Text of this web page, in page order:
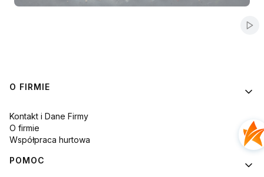
Linki w stopce
O FIRMIE
Kontakt i Dane Firmy
O firmie
Współpraca hurtowa
POMOC